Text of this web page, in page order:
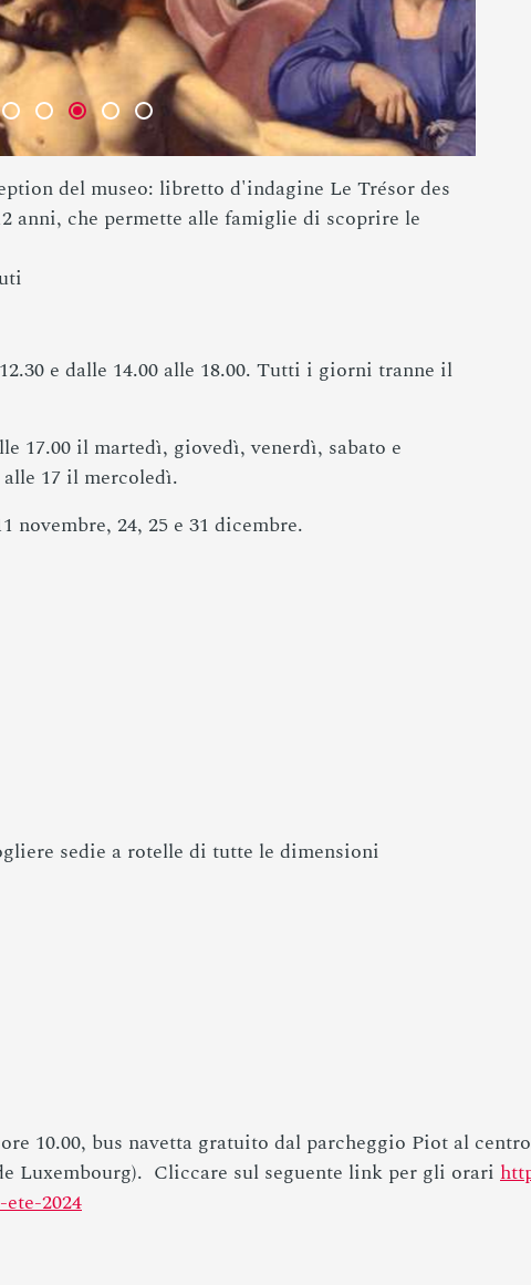
del museo: libretto d'indagine Le Trésor des
anni, che permette alle famiglie di scoprire le
e dalle 14.00 alle 18.00. Tutti i giorni tranne il
17.00 il martedì, giovedì, venerdì, sabato e
17 il mercoledì.
novembre, 24, 25 e 31 dicembre.
sedie a rotelle di tutte le dimensioni
10.00, bus navetta gratuito dal parcheggio Piot al
Luxembourg). Cliccare sul seguente link per gli orari
2024